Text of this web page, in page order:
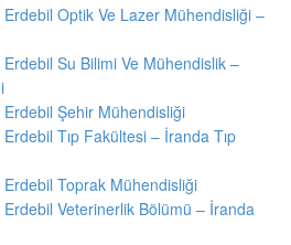
Optik Ve Lazer Mühendisliği –
Su Bilimi Ve Mühendislik –
Şehir Mühendisliği
Tıp Fakültesi – İranda Tıp
Toprak Mühendisliği
Veterinerlik Bölümü – İranda